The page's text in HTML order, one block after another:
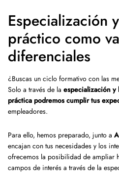
Especialización
práctico como
diferenciales
¿Buscas un ciclo formativo con las
Solo a través de la especialización y
práctica podremos cumplir tus
empleadores.
Para ello, hemos preparado, junto a
encajan con tus necesidades y los
ofrecemos la posibilidad de ampliar
campos de interés a través de la